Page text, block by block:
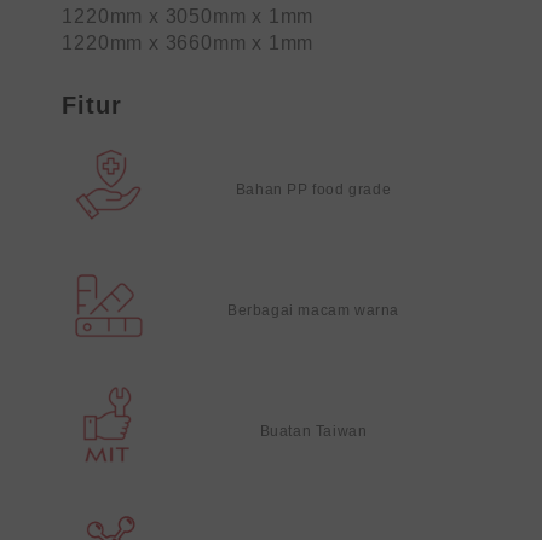
1220mm x 3050mm x 1mm
1220mm x 3660mm x 1mm
Fitur
Bahan PP food grade
Berbagai macam warna
Buatan Taiwan